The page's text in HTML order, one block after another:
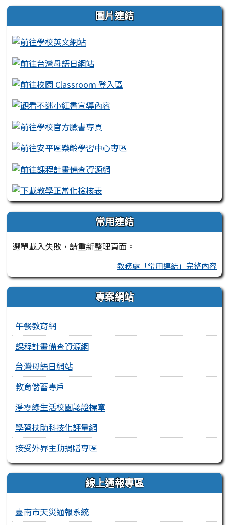
左邊區域內容 圖片連結
常用連結
選單載入失敗，請重新整理頁面。
教務處「常用連結」完整內容
專案網站
午餐教育網
課程計畫備查資源網
台灣母語日網站
教育儲蓄專戶
淨零綠生活校園認證標章
學習扶助科技化評量網
接受外界主動捐贈專區
線上通報專區
臺南市天災通報系統